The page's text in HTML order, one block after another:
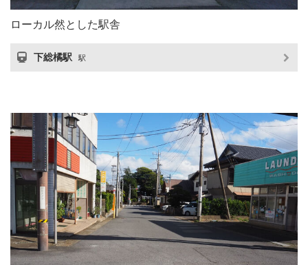
ローカル然とした駅舎
下総橘駅 駅